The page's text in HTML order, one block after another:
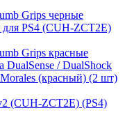
Grips черные
PS4 (CUH-ZCT2E)
Grips красные
DualSense / DualShock
(красный) (2 шт)
(CUH-ZCT2E) (PS4)